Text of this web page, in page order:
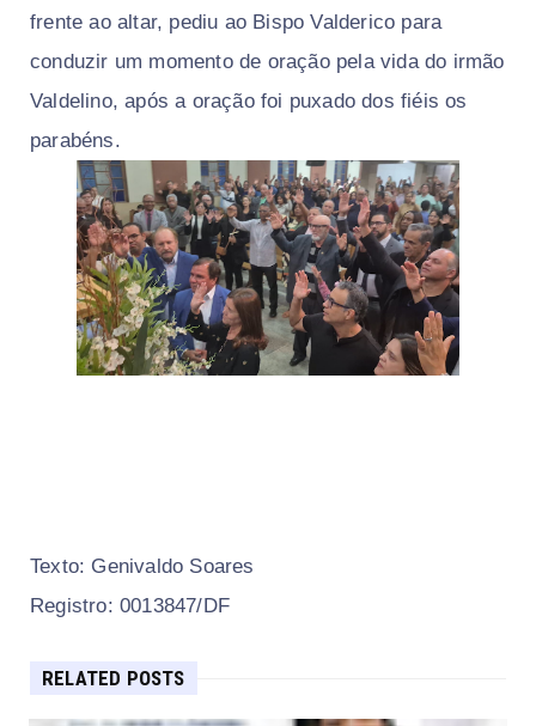
frente ao altar, pediu ao Bispo Valderico para
conduzir um momento de oração pela vida do irmão
Valdelino, após a oração foi puxado dos fiéis os
parabéns.
Texto: Genivaldo Soares
Registro: 0013847/DF
RELATED POSTS